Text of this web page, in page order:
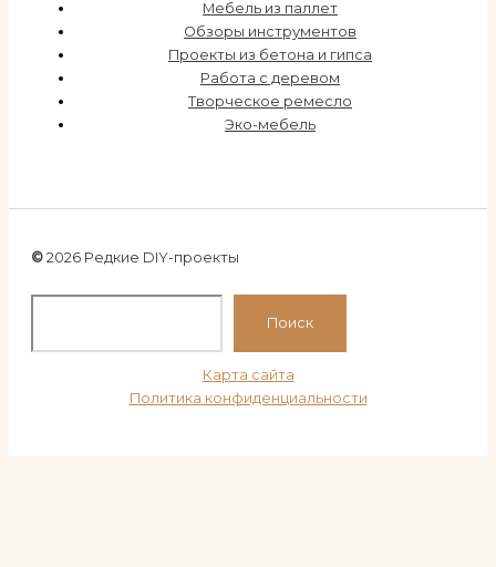
Мебель из паллет
Обзоры инструментов
Проекты из бетона и гипса
Работа с деревом
Творческое ремесло
Эко-мебель
© 2026 Редкие DIY-проекты
Поиск
Карта сайта
Политика конфиденциальности